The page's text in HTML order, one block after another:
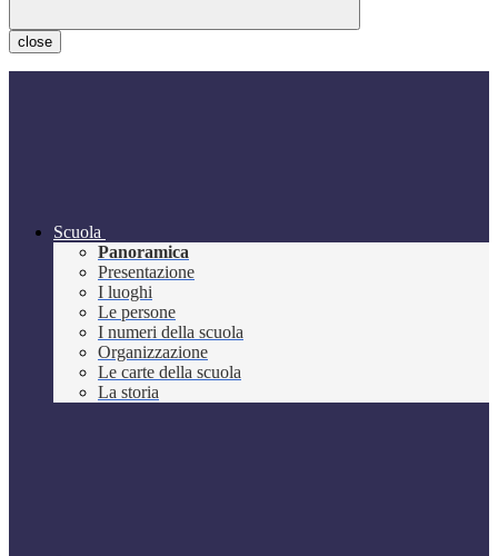
close
Scuola
Panoramica
Presentazione
I luoghi
Le persone
I numeri della scuola
Organizzazione
Le carte della scuola
La storia